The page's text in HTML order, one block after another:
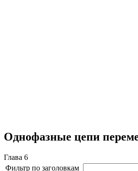
Однофазные цепи
Глава 6
Фильтр по заголовкам